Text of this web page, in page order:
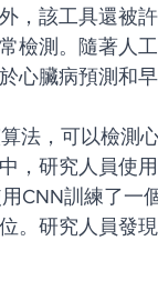
，該工具還被
檢測。隨著人
心臟病預測和早
法，可以檢測
，研究人員使
CNN訓練了一
。研究人員發